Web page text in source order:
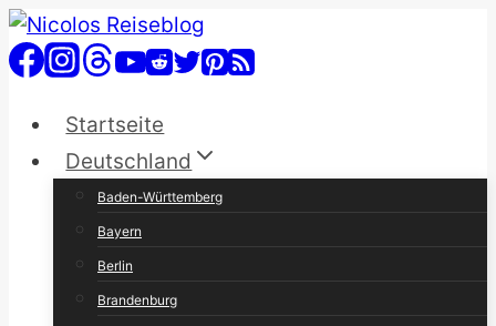
Zum
Inhalt
Startseite
Deutschland
Baden-Württemberg
Bayern
Berlin
Brandenburg